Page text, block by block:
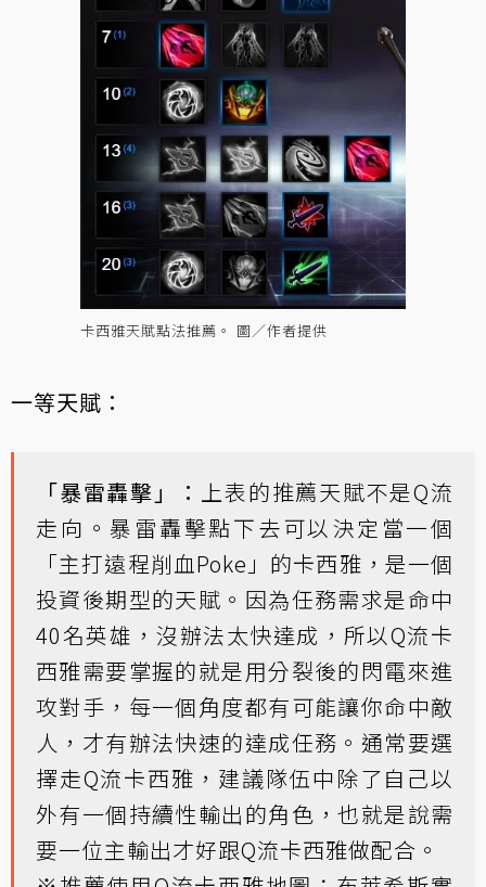
卡西雅天賦點法推薦。 圖／作者提供
一等天賦：
「暴雷轟擊」： 上表的推薦天賦不是Q流
走向。暴雷轟擊點下去可以決定當一個
「主打遠程削血Poke」的卡西雅，是一個
投資後期型的天賦。因為任務需求是命中
40名英雄，沒辦法太快達成，所以Q流卡
西雅需要掌握的就是用分裂後的閃電來進
攻對手，每一個角度都有可能讓你命中敵
人，才有辦法快速的達成任務。通常要選
擇走Q流卡西雅，建議隊伍中除了自己以
外有一個持續性輸出的角色，也就是說需
要一位主輸出才好跟Q流卡西雅做配合。